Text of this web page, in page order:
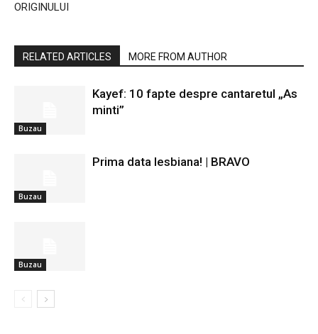
ORIGINULUI
RELATED ARTICLES MORE FROM AUTHOR
Buzau
Kayef: 10 fapte despre cantaretul „As
minti”
Buzau
Prima data lesbiana! | BRAVO
Buzau